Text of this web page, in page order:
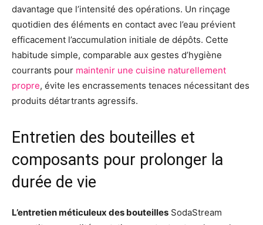
davantage que l’intensité des opérations. Un rinçage
quotidien des éléments en contact avec l’eau prévient
efficacement l’accumulation initiale de dépôts. Cette
habitude simple, comparable aux gestes d’hygiène
courrants pour maintenir une cuisine naturellement
propre, évite les encrassements tenaces nécessitant des
produits détartrants agressifs.
Entretien des bouteilles et
composants pour prolonger la
durée de vie
L’entretien méticuleux des bouteilles SodaStream